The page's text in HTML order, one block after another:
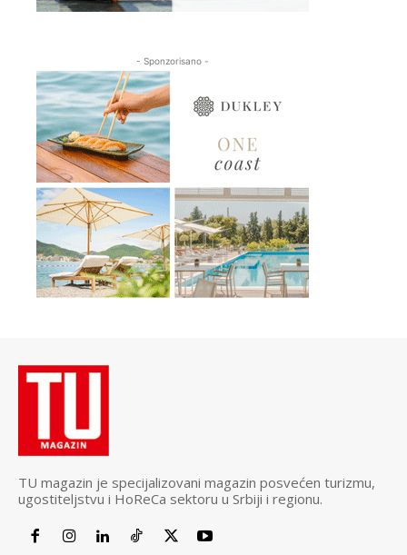
- Sponzorisano -
TU magazin je specijalizovani magazin posvećen turizmu,
ugostiteljstvu i HoReCa sektoru u Srbiji i regionu.